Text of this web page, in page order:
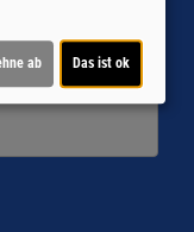
bereitgestellte
ab Das ist ok